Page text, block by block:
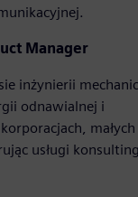
Manager
inżynierii
odnawialnej i
małych
usługi